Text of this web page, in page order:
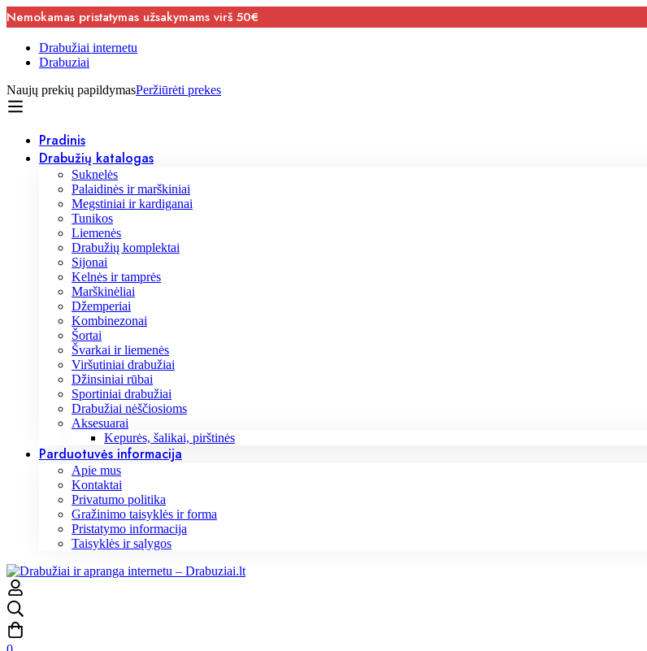
Nemokamas pristatymas užsakymams virš 50€
Drabužiai internetu
Drabuziai
Naujų prekių papildymasPeržiūrėti prekes
Pradinis
Drabužių katalogas
Suknelės
Palaidinės ir marškiniai
Megstiniai ir kardiganai
Tunikos
Liemenės
Drabužių komplektai
Sijonai
Kelnės ir tamprės
Marškinėliai
Džemperiai
Kombinezonai
Šortai
Švarkai ir liemenės
Viršutiniai drabužiai
Džinsiniai rūbai
Sportiniai drabužiai
Drabužiai nėščiosioms
Aksesuarai
Kepurės, šalikai, pirštinės
Parduotuvės informacija
Apie mus
Kontaktai
Privatumo politika
Gražinimo taisyklės ir forma
Pristatymo informacija
Taisyklės ir sąlygos